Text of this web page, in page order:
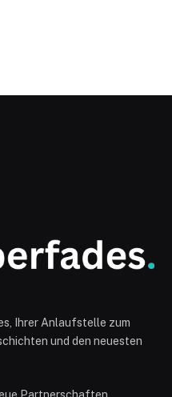
Ihrer Anlaufstelle zum
und den neuesten